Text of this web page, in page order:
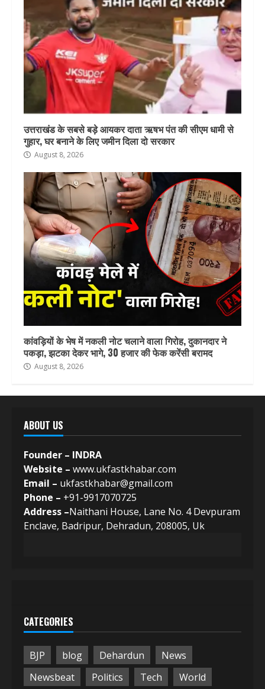
उत्तराखंड के सबसे बड़े आयकर दाता ऋषभ पंत की सीएम धामी से
गुहार, घर बनाने के लिए जमीन दिला दो सरकार
August 8, 2026
कांवड़ियों के भेष में नकली नोट चलाने वाला गिरोह, दुकानदार ने
पकड़ा, झटका देकर भागे, 30 हजार की फेक करेंसी बरामद
August 8, 2026
ABOUT US
Founder – INDRA
Website – www.ukfastkhabar.com
Email – ukfastkhabar@gmail.com
Phone – +91-9917070725
Address –Naithani House, Lane No. 4 Devpuram
Enclave, Badripur, Dehradun, 208005, Uk
CATEGORIES
BJP blog Dehardun
News
Newsbeat
Politics Tech
World